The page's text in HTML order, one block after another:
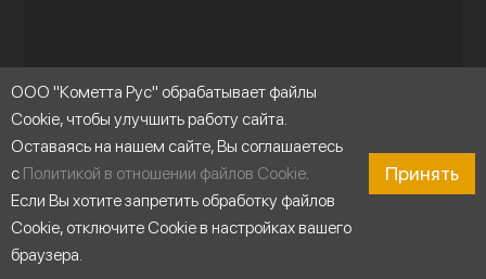
ООО "Кометта Рус" обрабатывает файлы
Cookie, чтобы улучшить работу сайта.
Оставаясь на нашем сайте, Вы соглашаетесь
с Политикой в отношении файлов Cookie.
Если Вы хотите запретить обработку файлов
Cookie, отключите Cookie в настройках вашего
браузера.
Принять